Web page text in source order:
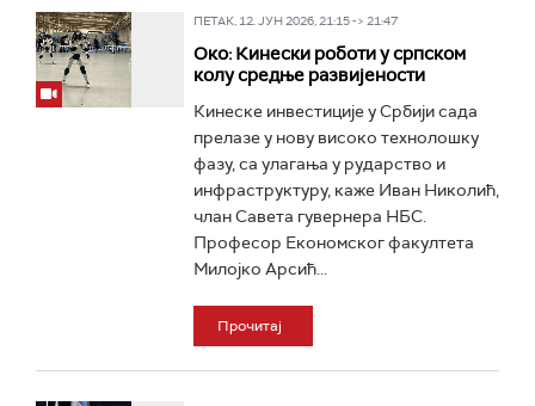
ПЕТАК, 12. ЈУН 2026, 21:15 -> 21:47
Око: Кинески роботи у српском
колу средње развијености
Кинеске инвестиције у Србији сада
прелазе у нову високо технолошку
фазу, са улагања у рударство и
инфраструктуру, каже Иван Николић,
члан Савета гувернера НБС.
Професор Економског факултета
Милојко Арсић...
Прочитај